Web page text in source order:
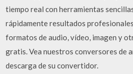
tiempo real con herramientas
rápidamente resultados
formatos de audio, vídeo, imagen y
gratis. Vea nuestros conversores de
descarga de su convertidor.